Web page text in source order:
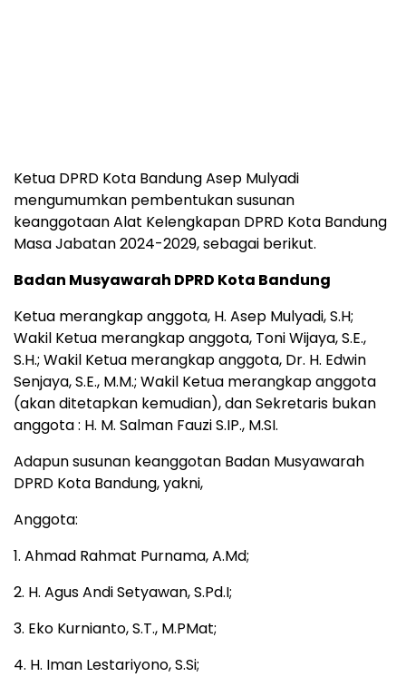
Ketua DPRD Kota Bandung Asep Mulyadi
mengumumkan pembentukan susunan
keanggotaan Alat Kelengkapan DPRD Kota Bandung
Masa Jabatan 2024-2029, sebagai berikut.
Badan Musyawarah DPRD Kota Bandung
Ketua merangkap anggota, H. Asep Mulyadi, S.H;
Wakil Ketua merangkap anggota, Toni Wijaya, S.E.,
S.H.; Wakil Ketua merangkap anggota, Dr. H. Edwin
Senjaya, S.E., M.M.; Wakil Ketua merangkap anggota
(akan ditetapkan kemudian), dan Sekretaris bukan
anggota : H. M. Salman Fauzi S.IP., M.SI.
Adapun susunan keanggotan Badan Musyawarah
DPRD Kota Bandung, yakni,
Anggota:
1. Ahmad Rahmat Purnama, A.Md;
2. H. Agus Andi Setyawan, S.Pd.I;
3. Eko Kurnianto, S.T., M.PMat;
4. H. Iman Lestariyono, S.Si;